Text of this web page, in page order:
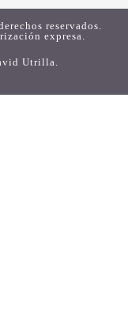
reservados.
expresa.
Utrilla.